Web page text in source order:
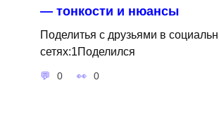
— тонкости и нюансы
Поделитья с друзьями в
сетях:1Поделился
0 0